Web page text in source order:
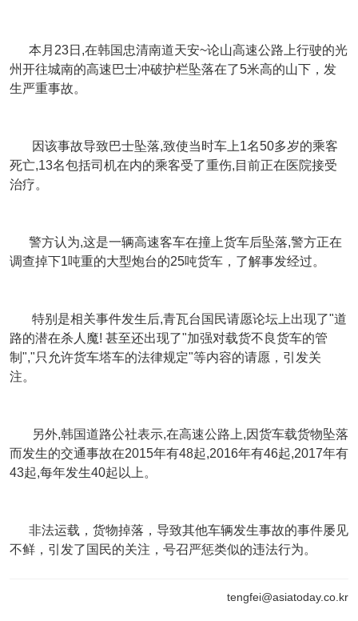
本月23日,在韩国忠清南道天安~论山高速公路上行驶的光
州开往城南的高速巴士冲破护栏坠落在了5米高的山下，发
生严重事故。
因该事故导致巴士坠落,致使当时车上1名50多岁的乘客
死亡,13名包括司机在内的乘客受了重伤,目前正在医院接受
治疗。
警方认为,这是一辆高速客车在撞上货车后坠落,警方正在
调查掉下1吨重的大型炮台的25吨货车，了解事发经过。
特别是相关事件发生后,青瓦台国民请愿论坛上出现了"道
路的潜在杀人魔! 甚至还出现了"加强对载货不良货车的管
制","只允许货车塔车的法律规定"等内容的请愿，引发关
注。
另外,韩国道路公社表示,在高速公路上,因货车载货物坠落
而发生的交通事故在2015年有48起,2016年有46起,2017年有
43起,每年发生40起以上。
非法运载，货物掉落，导致其他车辆发生事故的事件屡见
不鲜，引发了国民的关注，号召严惩类似的违法行为。
tengfei@asiatoday.co.kr